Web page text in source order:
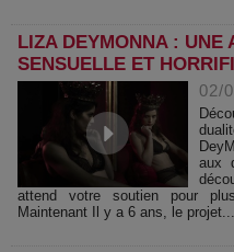
LIZA DEYMONNA : UNE
SENSUELLE ET
02/
aux
attend votre soutien pour
Maintenant Il y a 6 ans, le projet...